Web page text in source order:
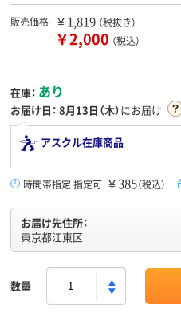
販売価格 ￥1,819 （税抜き）
￥2,000 （税込）
在庫： あり
お届け日： 8月13日（木）にお届け
アスクル在庫商品
時間帯指定 指定可 ￥385（税込）
お届け先住所：
東京都江東区
数量